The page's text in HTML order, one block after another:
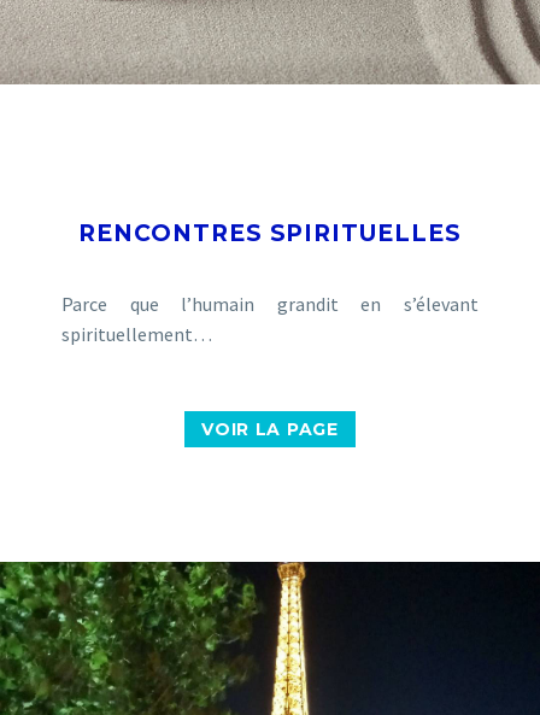
RENCONTRES SPIRITUELLES
Parce que l’humain grandit en s’élevant
spirituellement…
VOIR LA PAGE